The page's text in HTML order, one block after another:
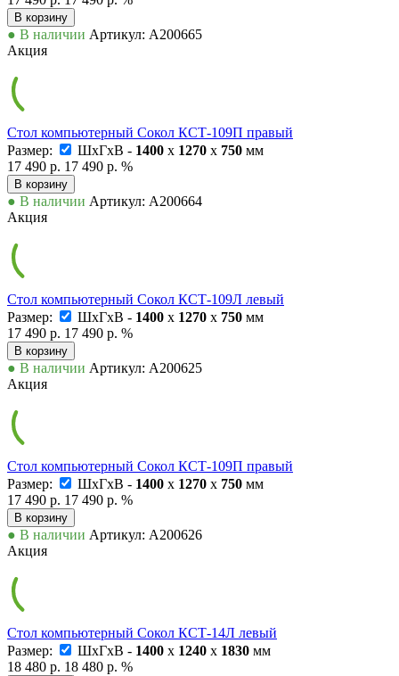
В корзину
● В наличии Артикул: А200665
Акция
Стол компьютерный Сокол КСТ-109П правый
Размер:
ШxГxВ - 1400 x 1270 x 750 мм
17 490 р. 17 490 р. %
В корзину
● В наличии Артикул: А200664
Акция
Стол компьютерный Сокол КСТ-109Л левый
Размер:
ШxГxВ - 1400 x 1270 x 750 мм
17 490 р. 17 490 р. %
В корзину
● В наличии Артикул: А200625
Акция
Стол компьютерный Сокол КСТ-109П правый
Размер:
ШxГxВ - 1400 x 1270 x 750 мм
17 490 р. 17 490 р. %
В корзину
● В наличии Артикул: А200626
Акция
Стол компьютерный Сокол КСТ-14Л левый
Размер:
ШxГxВ - 1400 x 1240 x 1830 мм
18 480 р. 18 480 р. %